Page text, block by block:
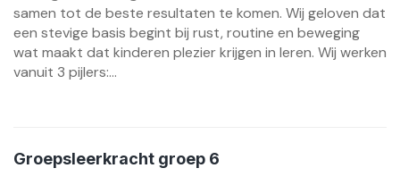
samen tot de beste resultaten te komen. Wij geloven dat
een stevige basis begint bij rust, routine en beweging
wat maakt dat kinderen plezier krijgen in leren. Wij werken
vanuit 3 pijlers:...
Groepsleerkracht groep 6